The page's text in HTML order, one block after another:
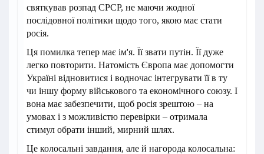
святкував розпад СРСР, не маючи жодної
послідовної політики щодо того, якою має стати
росія.
Ця помилка тепер має ім'я. Її звати путін. Її дуже
легко повторити. Натомість Європа має допомогти
Україні відновитися і водночас інтегрувати її в ту
чи іншу форму військового та економічного союзу. І
вона має забезпечити, щоб росія зрештою – на
умовах і з можливістю перевірки – отримала
стимул обрати інший, мирний шлях.
Це колосальні завдання, але й нагорода колосальна: